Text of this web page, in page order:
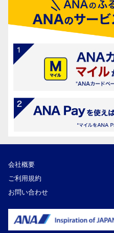
会社概要
ご利用規約
お問い合わせ